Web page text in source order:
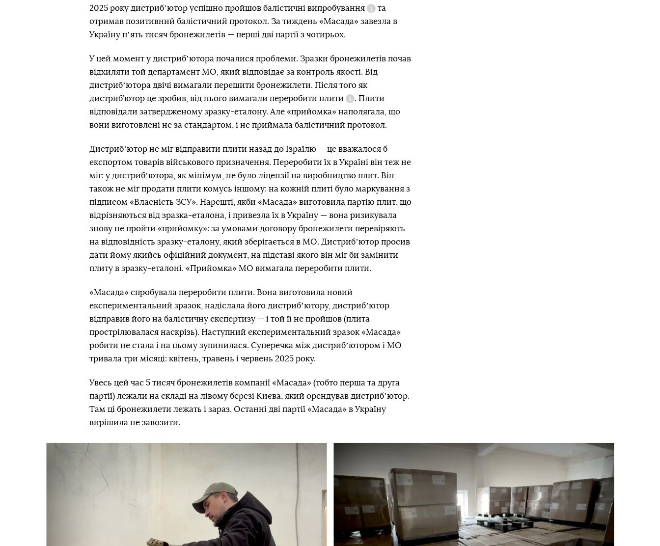
2025 року дистрибʼютор успішно пройшов балістичні випробування
Довідка
та
отримав позитивний балістичний протокол. За тиждень «Масада» завезла в
Україну пʼять тисяч бронежилетів — перші дві партії з чотирьох.
У цей момент у дистрибʼютора почалися проблеми. Зразки бронежилетів почав
відхиляти той департамент МО, який відповідає за контроль якості. Від
дистрибʼютора двічі вимагали перешити бронежилети. Після того як
дистриб’ютор це зробив, від нього вимагали переробити плити
Довідка
. Плити
відповідали затвердженому зразку-еталону. Але «прийомка» наполягала, що
вони виготовлені не за стандартом, і не приймала балістичний протокол.
Дистрибʼютор не міг відправити плити назад до Ізраїлю — це вважалося б
експортом товарів військового призначення. Переробити їх в Україні він теж не
міг: у дистрибʼютора, як мінімум, не було ліцензії на виробництво плит. Він
також не міг продати плити комусь іншому: на кожній плиті було маркування з
підписом «Власність ЗСУ». Нарешті, якби «Масада» виготовила партію плит, що
відрізняються від зразка-еталона, і привезла їх в Україну — вона ризикувала
знову не пройти «прийомку»: за умовами договору бронежилети перевіряють
на відповідність зразку-еталону, який зберігається в МО. Дистрибʼютор просив
дати йому якийсь офіційний документ, на підставі якого він міг би замінити
плиту в зразку-еталоні. «Прийомка» МО вимагала переробити плити.
«Масада» спробувала переробити плити. Вона виготовила новий
експериментальний зразок, надіслала його дистрибʼютору, дистрибʼютор
відправив його на балістичну експертизу — і той її не пройшов (плита
прострілювалася наскрізь). Наступний експериментальний зразок «Масада»
робити не стала і на цьому зупинилася. Суперечка між дистрибʼютором і МО
тривала три місяці: квітень, травень і червень 2025 року.
Увесь цей час 5 тисяч бронежилетів компанії «Масада» (тобто перша та друга
партії) лежали на складі на лівому березі Києва, який орендував дистрибʼютор.
Там ці бронежилети лежать і зараз. Останні дві партії «Масада» в Україну
вирішила не завозити.